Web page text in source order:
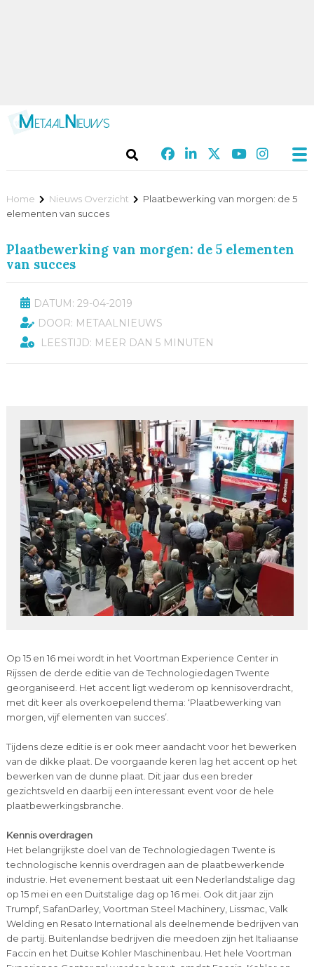
Home Nieuws Overzicht
Plaatbewerking van morgen: de 5
elementen van succes
Plaatbewerking van morgen: de 5 elementen
van succes
DATUM: 29-04-2019
DOOR: METAALNIEUWS
LEESTIJD: MEER DAN 5 MINUTEN
Op 15 en 16 mei wordt in het Voortman Experience Center in
Rijssen de derde editie van de Technologiedagen Twente
georganiseerd. Het accent ligt wederom op kennisoverdracht,
met dit keer als overkoepelend thema: ‘Plaatbewerking van
morgen, vijf elementen van succes’.
Tijdens deze editie is er ook meer aandacht voor het bewerken
van de dikke plaat. De voorgaande keren lag het accent op het
bewerken van de dunne plaat. Dit jaar dus een breder
gezichtsveld en daarbij een interessant event voor de hele
plaatbewerkingsbranche.
Kennis overdragen
Het belangrijkste doel van de Technologiedagen Twente is
technologische kennis overdragen aan de plaatbewerkende
industrie. Het evenement bestaat uit een Nederlandstalige dag
op 15 mei en een Duitstalige dag op 16 mei. Ook dit jaar zijn
Trumpf, SafanDarley, Voortman Steel Machinery, Lissmac, Valk
Welding en Resato International als deelnemende bedrijven van
de partij. Buitenlandse bedrijven die meedoen zijn het Italiaanse
Faccin en het Duitse Kohler Maschinenbau. Het hele Voortman